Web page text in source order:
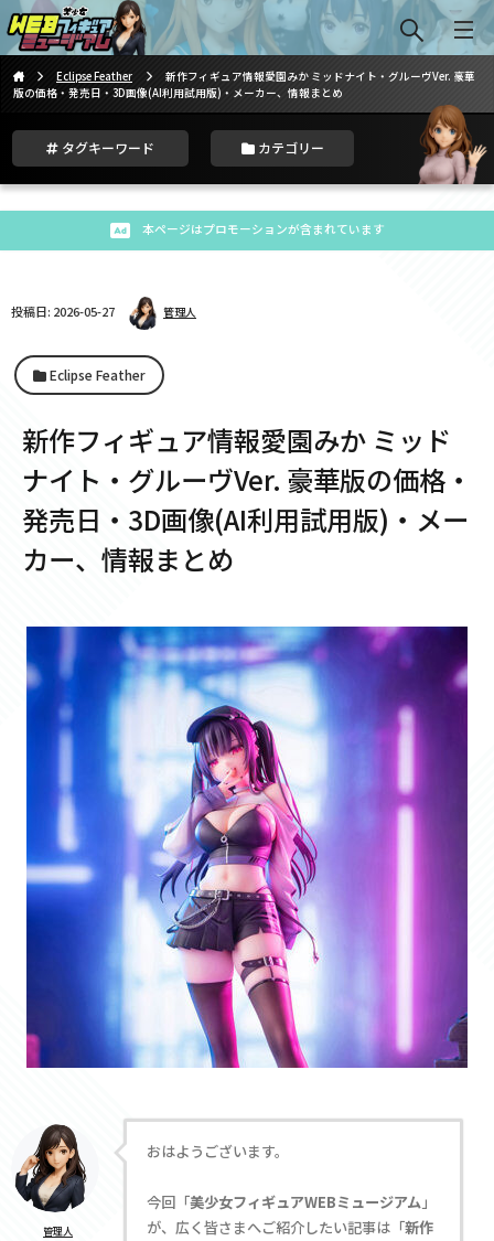
Eclipse Feather
新作フィギュア情報愛園みか ミッドナイト・グルーヴVer. 豪華
版の価格・発売日・3D画像(AI利用試用版)・メーカー、情報まとめ
タグキーワード カテゴリー
本ページはプロモーションが含まれています
投稿日: 2026-05-27 管理人
Eclipse Feather
新作フィギュア情報愛園みか ミッド
ナイト・グルーヴVer. 豪華版の価格・
発売日・3D画像(AI利用試用版)・メー
カー、情報まとめ
管理人
おはようございます。
今回「美少女フィギュアWEBミュージアム」
が、広く皆さまへご紹介したい記事は「新作